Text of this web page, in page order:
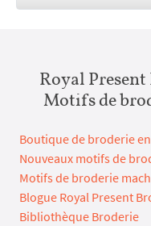
Royal
Motifs de
Boutique de broderie
Nouveaux motifs de
Motifs de broderie
Blogue Royal Present
Bibliothèque Broderie